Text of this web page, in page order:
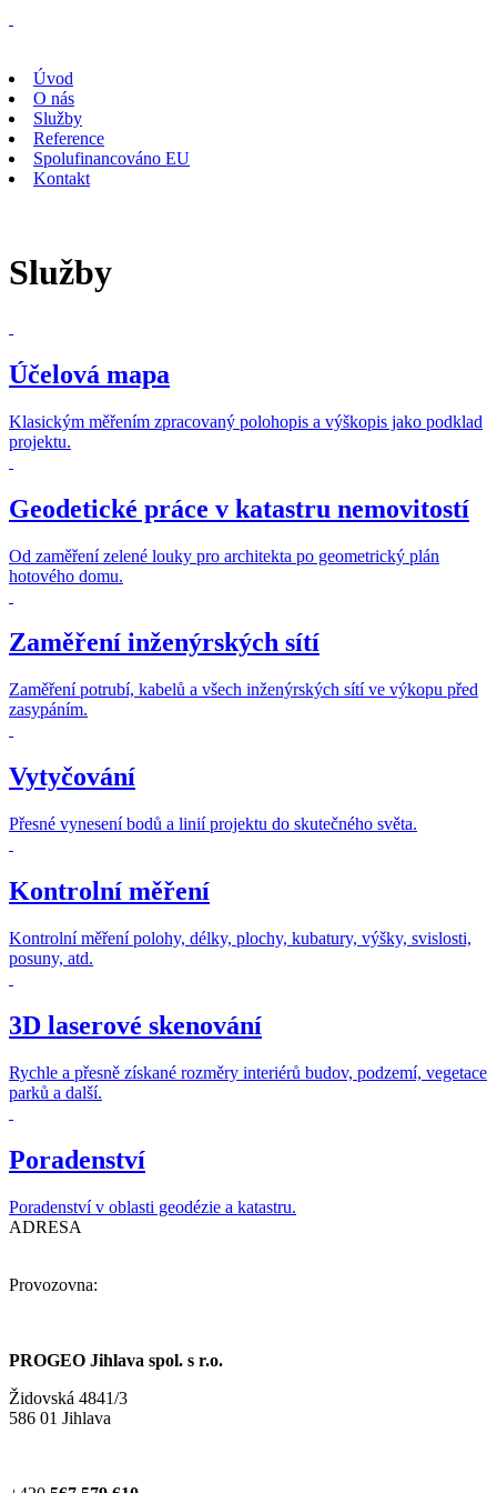
Úvod
O nás
Služby
Reference
Spolufinancováno EU
Kontakt
Služby
Účelová mapa
Klasickým měřením zpracovaný polohopis a výškopis jako podklad
projektu.
Geodetické práce v katastru nemovitostí
Od zaměření zelené louky pro architekta po geometrický plán
hotového domu.
Zaměření inženýrských sítí
Zaměření potrubí, kabelů a všech inženýrských sítí ve výkopu před
zasypáním.
Vytyčování
Přesné vynesení bodů a linií projektu do skutečného světa.
Kontrolní měření
Kontrolní měření polohy, délky, plochy, kubatury, výšky, svislosti,
posuny, atd.
3D laserové skenování
Rychle a přesně získané rozměry interiérů budov, podzemí, vegetace
parků a další.
Poradenství
Poradenství v oblasti geodézie a katastru.
ADRESA
Provozovna:
PROGEO Jihlava spol. s r.o.
Židovská 4841/3
586 01 Jihlava